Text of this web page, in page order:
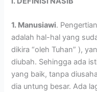
1. Manusiawi.
adalah hal-hal yang
dikira “oleh Tuhan” ),
diubah. Sehingga ada
yang baik, tanpa
dia untung besar. Ada